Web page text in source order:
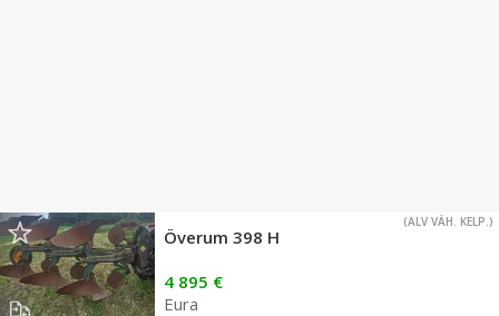
(ALV VÄH. KELP.)
Överum 398 H
4 895 €
Eura